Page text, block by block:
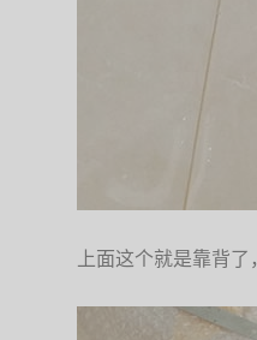
上面这个就是靠背